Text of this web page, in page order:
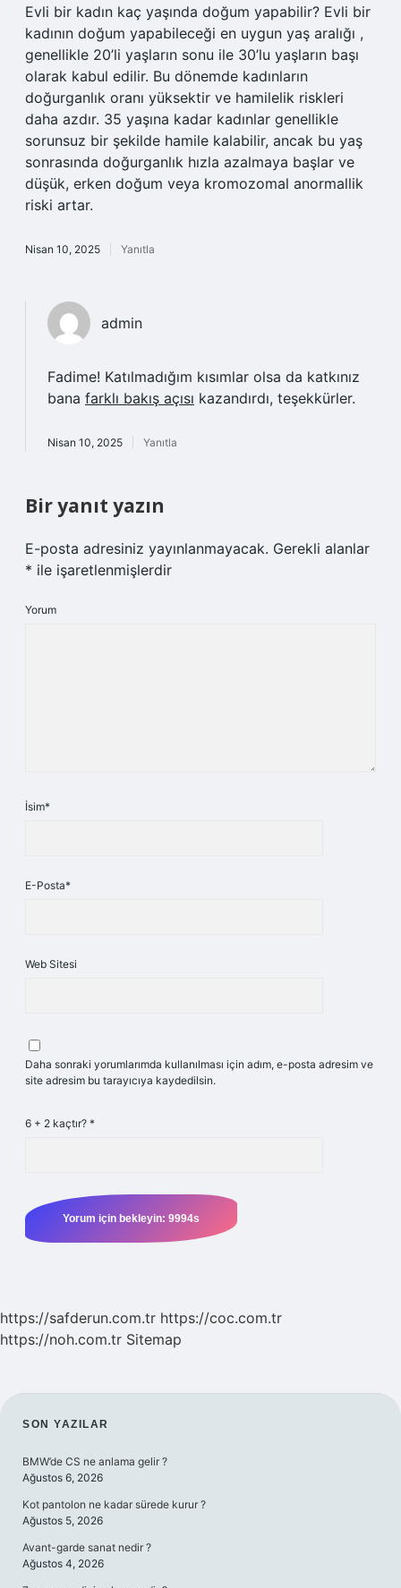
Evli bir kadın kaç yaşında doğum yapabilir? Evli bir
kadının doğum yapabileceği en uygun yaş aralığı ,
genellikle 20’li yaşların sonu ile 30’lu yaşların başı
olarak kabul edilir. Bu dönemde kadınların
doğurganlık oranı yüksektir ve hamilelik riskleri
daha azdır. 35 yaşına kadar kadınlar genellikle
sorunsuz bir şekilde hamile kalabilir, ancak bu yaş
sonrasında doğurganlık hızla azalmaya başlar ve
düşük, erken doğum veya kromozomal anormallik
riski artar.
Nisan 10, 2025 Yanıtla
admin
Fadime! Katılmadığım kısımlar olsa da katkınız
bana farklı bakış açısı kazandırdı, teşekkürler.
Nisan 10, 2025 Yanıtla
Bir yanıt yazın
E-posta adresiniz yayınlanmayacak. Gerekli alanlar
* ile işaretlenmişlerdir
Yorum
İsim*
E-Posta*
Web Sitesi
Daha sonraki yorumlarımda kullanılması için adım, e-posta adresim ve
site adresim bu tarayıcıya kaydedilsin.
6 + 2 kaçtır? *
https://safderun.com.tr https://coc.com.tr
https://noh.com.tr Sitemap
SIDEBAR
SON YAZILAR
BMW’de CS ne anlama gelir ?
Ağustos 6, 2026
Kot pantolon ne kadar sürede kurur ?
Ağustos 5, 2026
Avant-garde sanat nedir ?
Ağustos 4, 2026